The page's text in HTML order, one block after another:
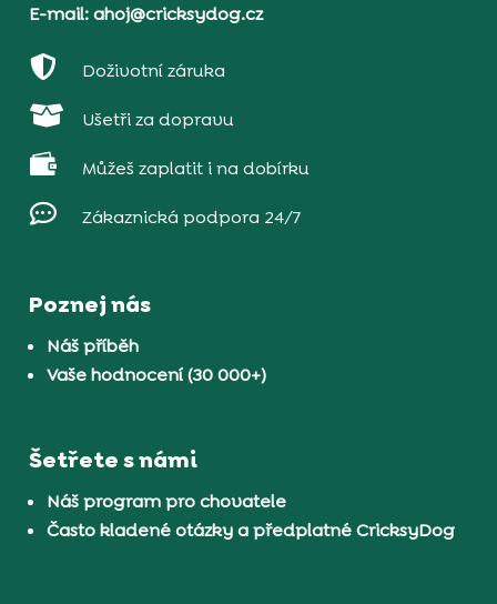
E-mail: ahoj@cricksydog.cz
 Doživotní záruka
 Ušetři za dopravu
 Můžeš zaplatit i na dobírku
 Zákaznická podpora 24/7
Poznej nás
Náš příběh
Vaše hodnocení (30 000+)
Šetřete s námi
Náš program pro chovatele
Často kladené otázky a předplatné CricksyDog